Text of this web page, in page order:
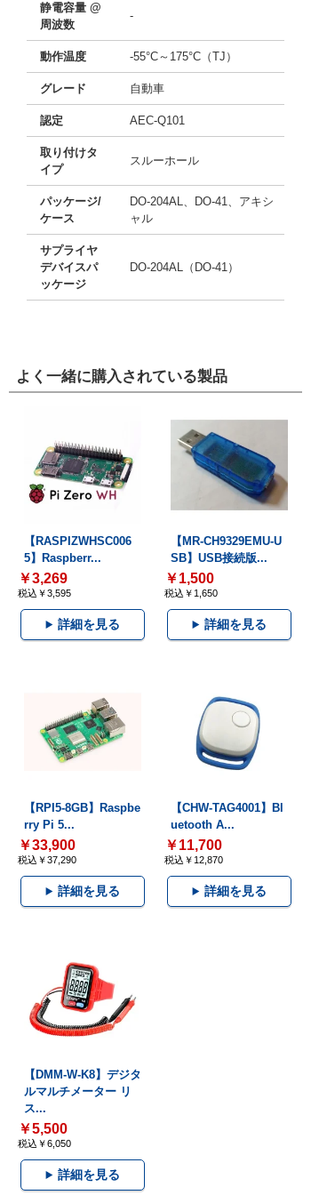
静電容量 @
周波数
-
動作温度 -55°C～175°C（TJ）
グレード 自動車
認定 AEC-Q101
取り付けタ
イプ
スルーホール
パッケージ/
ケース
DO-204AL、DO-41、アキシ
ャル
サプライヤ
デバイスパ
ッケージ
DO-204AL（DO-41）
よく一緒に購入されている製品
【RASPIZWHSC006
5】Raspberr...
￥3,269
税込￥3,595
詳細を見る
【MR-CH9329EMU-U
SB】USB接続版...
￥1,500
税込￥1,650
詳細を見る
【RPI5-8GB】Raspbe
rry Pi 5...
￥33,900
税込￥37,290
詳細を見る
【CHW-TAG4001】Bl
uetooth A...
￥11,700
税込￥12,870
詳細を見る
【DMM-W-K8】デジタ
ルマルチメーター リ
ス...
￥5,500
税込￥6,050
詳細を見る